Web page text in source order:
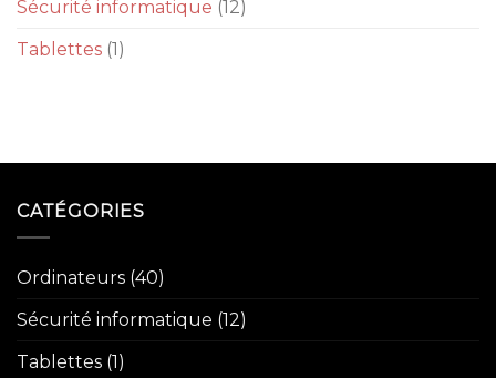
Sécurité informatique (12)
Tablettes (1)
CATÉGORIES
Ordinateurs (40)
Sécurité informatique (12)
Tablettes (1)